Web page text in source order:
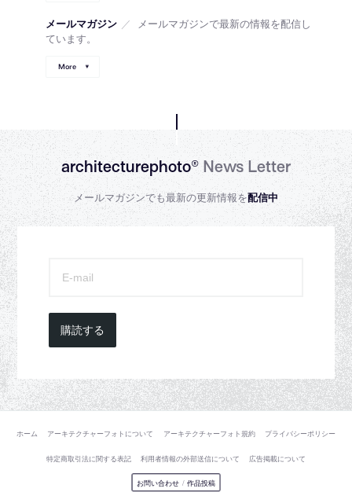
メールマガジン ／
メールマガジンで最新の情報を配信し
ています。
More
architecturephoto®News Letter
メールマガジンでも最新の更新情報を配信中
購読する
ホーム アーキテクチャーフォトについて アーキテクチャーフォト規約 プライバシーポリシー
特定商取引法に関する表記 利用者情報の外部送信について 広告掲載について
お問い合わせ / 作品投稿